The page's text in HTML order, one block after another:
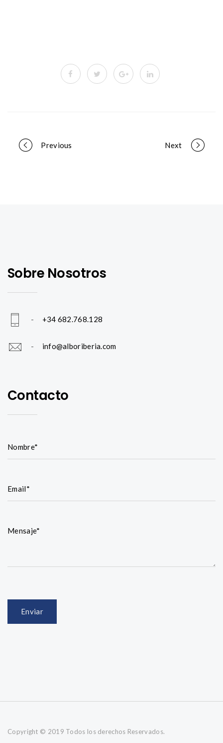
Portfolio
Previous Next
Sobre Nosotros
- +34 682.768.128
- info@alboriberia.com
Contacto
Copyright © 2019 Todos los derechos Reservados.